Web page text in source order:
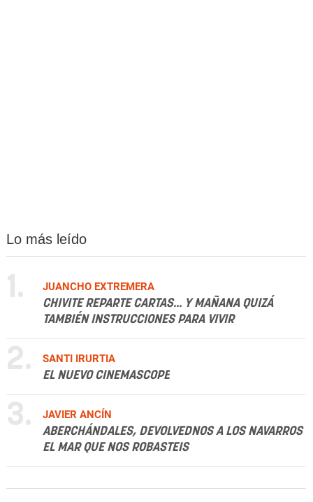
Lo más leído
1.
JUANCHO EXTREMERA
CHIVITE REPARTE CARTAS... Y MAÑANA QUIZÁ
TAMBIÉN INSTRUCCIONES PARA VIVIR
2.
SANTI IRURTIA
EL NUEVO CINEMASCOPE
3.
JAVIER ANCÍN
ABERCHÁNDALES, DEVOLVEDNOS A LOS NAVARROS
EL MAR QUE NOS ROBASTEIS